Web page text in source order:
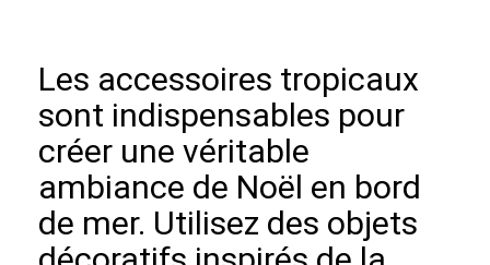
Les accessoires tropicaux
sont indispensables pour
créer une véritable
ambiance de Noël en bord
de mer. Utilisez des objets